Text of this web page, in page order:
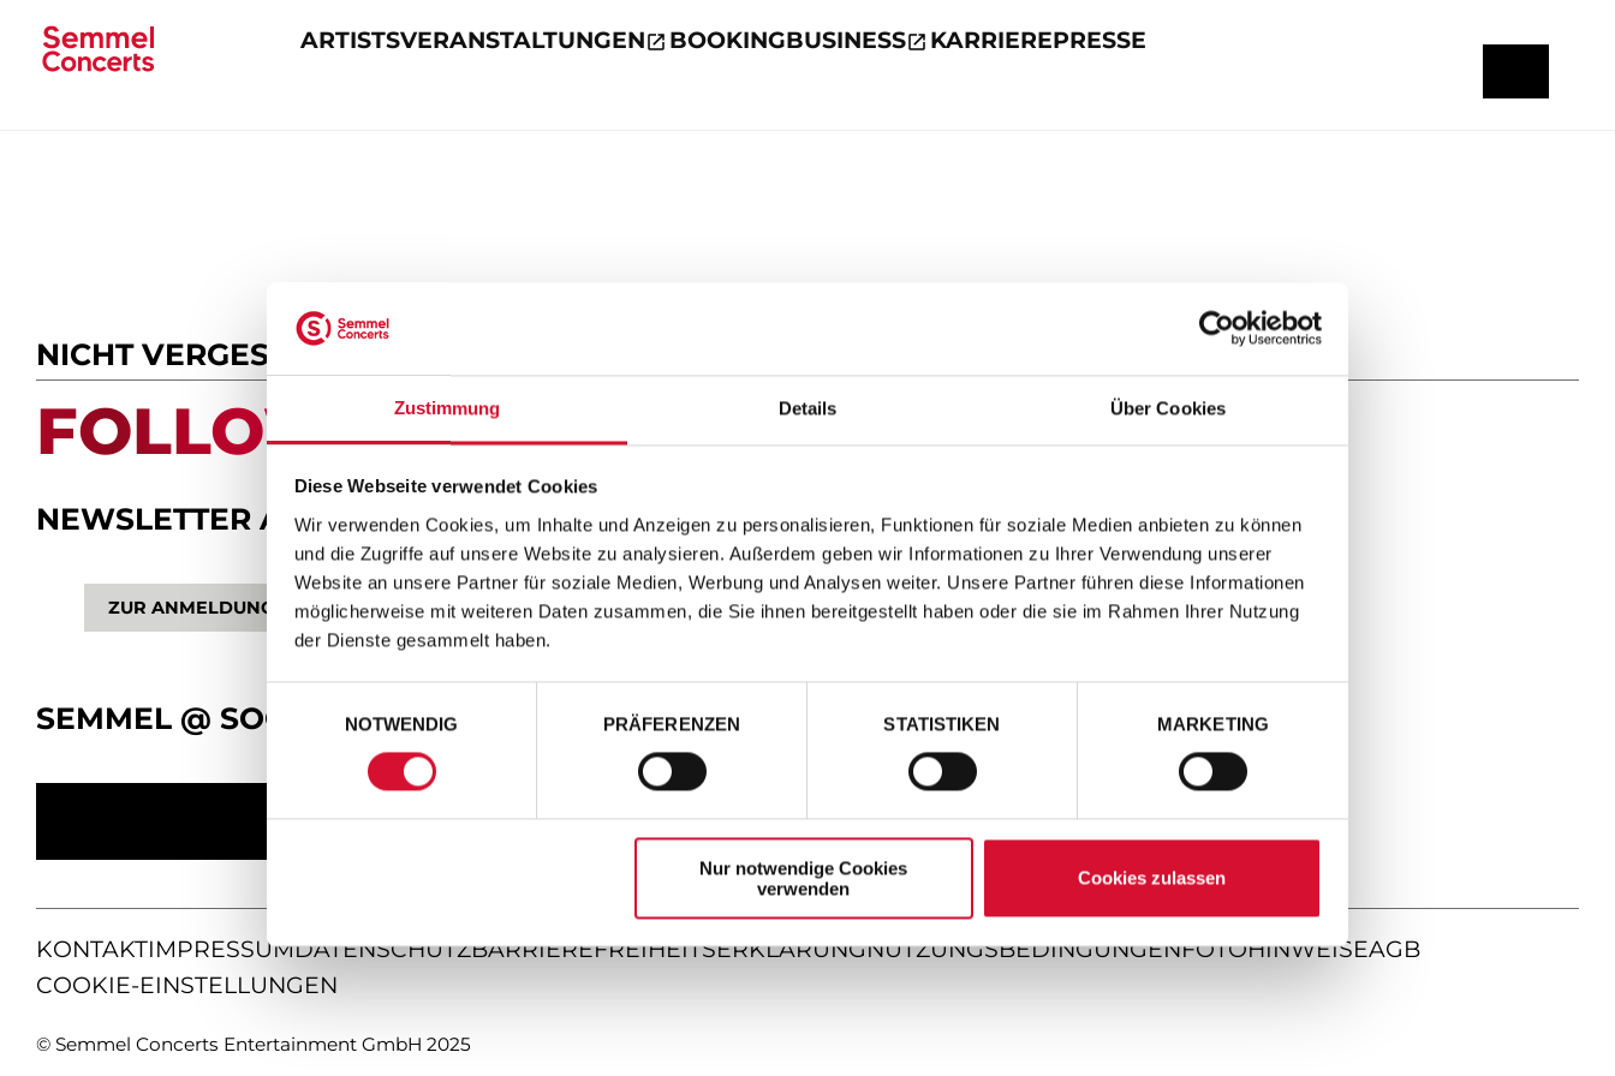
Zustimmung Details Über Cookies
Diese Webseite verwendet Cookies
Wir verwenden Cookies, um Inhalte und Anzeigen zu personalisieren, Funktionen für soziale Medien anbieten zu können
und die Zugriffe auf unsere Website zu analysieren. Außerdem geben wir Informationen zu Ihrer Verwendung unserer
Website an unsere Partner für soziale Medien, Werbung und Analysen weiter. Unsere Partner führen diese Informationen
möglicherweise mit weiteren Daten zusammen, die Sie ihnen bereitgestellt haben oder die sie im Rahmen Ihrer Nutzung
der Dienste gesammelt haben.
NOTWENDIG
PRÄFERENZEN STATISTIKEN MARKETING
Nur notwendige Cookies
verwenden
Cookies zulassen
ARTISTSVERANSTALTUNGEN BOOKINGBUSINESS KARRIEREPRESSE
NICHT VERGESSEN
FOLLOW US.
NEWSLETTER ABONNIEREN
ZUR ANMELDUNG
SEMMEL @ SOCIAL MEDIA
KONTAKTIMPRESSUMDATENSCHUTZBARRIEREFREIHEITSERKLÄRUNGNUTZUNGSBEDINGUNGENFOTOHINWEISEAGB
COOKIE-EINSTELLUNGEN
© Semmel Concerts Entertainment GmbH 2025